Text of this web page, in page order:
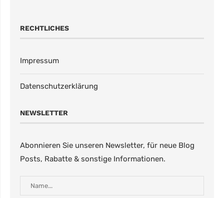
RECHTLICHES
Impressum
Datenschutzerklärung
NEWSLETTER
Abonnieren Sie unseren Newsletter, für neue Blog
Posts, Rabatte & sonstige Informationen.